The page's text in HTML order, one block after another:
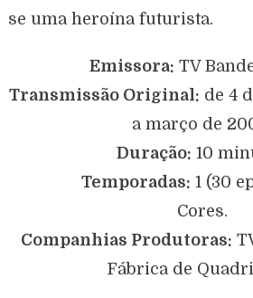
se uma heroína futurista.
Emissora: TV
Transmissão Original: de 4
a março de
Duração: 10
Temporadas: 1 (30
Cores.
Companhias Produtoras:
Fábrica de